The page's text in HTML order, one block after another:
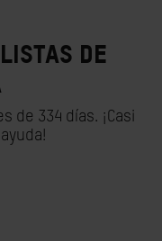
de
de 334 días. ¡Casi